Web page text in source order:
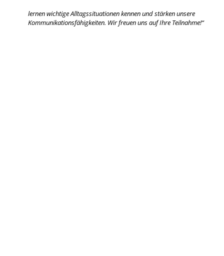
lernen wichtige Alltagssituationen kennen und stärken unsere
Kommunikationsfähigkeiten. Wir freuen uns auf Ihre Teilnahme!“